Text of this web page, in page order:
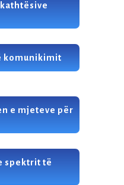
komunikimit
e mjeteve për
spektrit të